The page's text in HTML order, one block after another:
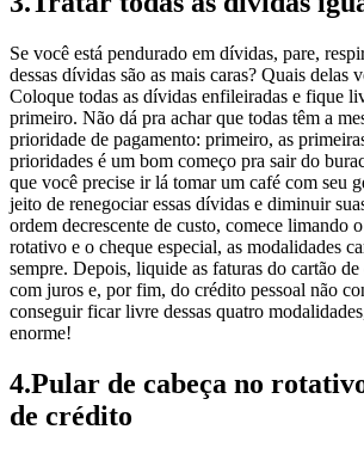
Se você está pendurado em dívidas, pare,
dessas dívidas são as mais caras? Quais delas
Coloque todas as dívidas enfileiradas e fique
primeiro. Não dá pra achar que todas têm a
prioridade de pagamento: primeiro, as
prioridades é um bom começo pra sair do
que você precise ir lá tomar um café com seu
jeito de renegociar essas dívidas e diminuir
ordem decrescente de custo, comece limando
rotativo e o cheque especial, as modalidades
sempre. Depois, liquide as faturas do cartão
com juros e, por fim, do crédito pessoal não
conseguir ficar livre dessas quatro
enorme!
4.Pular de cabeça no
de crédito